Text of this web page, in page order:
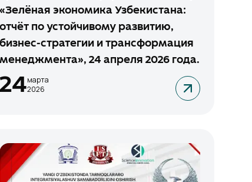
«Зелёная экономика Узбекистана:
отчёт по устойчивому развитию,
бизнес-стратегии и трансформация
менеджмента», 24 апреля 2026 года.
24марта
2026